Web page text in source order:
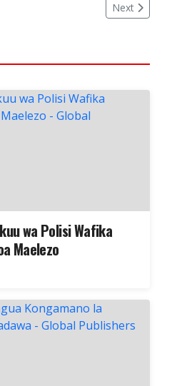
Next
wa Polisi Wafika
Maelezo